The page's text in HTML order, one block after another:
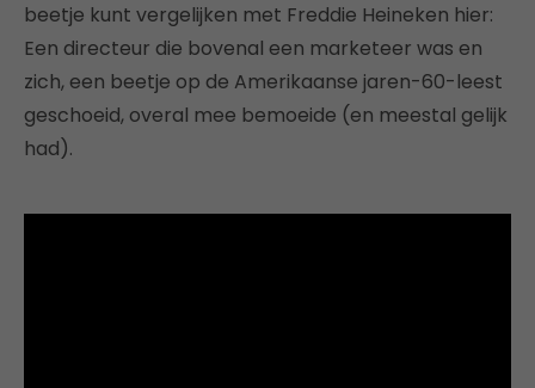
beetje kunt vergelijken met Freddie Heineken hier:
Een directeur die bovenal een marketeer was en
zich, een beetje op de Amerikaanse jaren-60-leest
geschoeid, overal mee bemoeide (en meestal gelijk
had).